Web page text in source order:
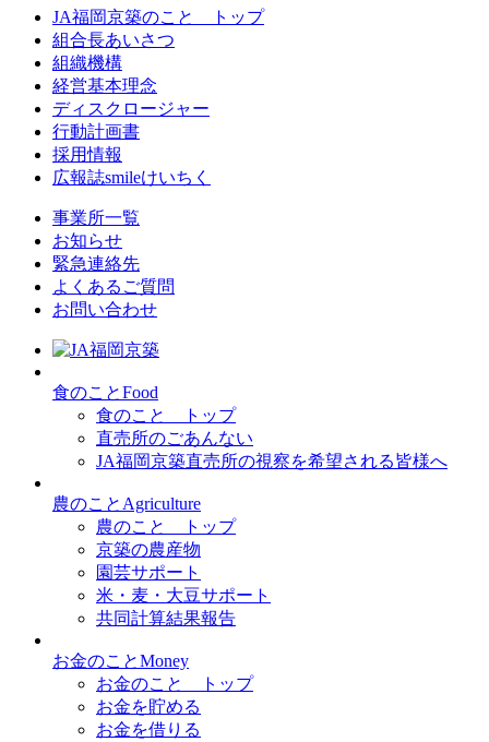
JA福岡京築のこと トップ
組合長あいさつ
組織機構
経営基本理念
ディスクロージャー
行動計画書
採用情報
広報誌smileけいちく
事業所一覧
お知らせ
緊急連絡先
よくあるご質問
お問い合わせ
食のことFood
食のこと トップ
直売所のごあんない
JA福岡京築直売所の視察を希望される皆様へ
農のこと Agriculture
農のこと トップ
京築の農産物
園芸サポート
米・麦・大豆サポート
共同計算結果報告
お金のことMoney
お金のこと トップ
お金を貯める
お金を借りる